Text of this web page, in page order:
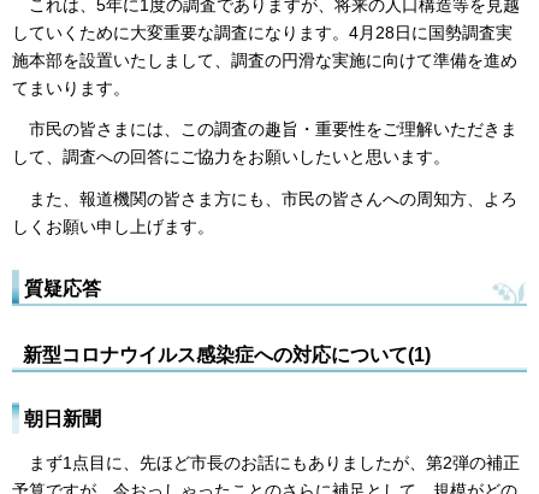
これは、5年に1度の調査でありますが、将来の人口構造等を見越
していくために大変重要な調査になります。4月28日に国勢調査実
施本部を設置いたしまして、調査の円滑な実施に向けて準備を進め
てまいります。
市民の皆さまには、この調査の趣旨・重要性をご理解いただきま
して、調査への回答にご協力をお願いしたいと思います。
また、報道機関の皆さま方にも、市民の皆さんへの周知方、よろ
しくお願い申し上げます。
質疑応答
新型コロナウイルス感染症への対応について(1)
朝日新聞
まず1点目に、先ほど市長のお話にもありましたが、第2弾の補正
予算ですが、今おっしゃったことのさらに補足として、規模がどの